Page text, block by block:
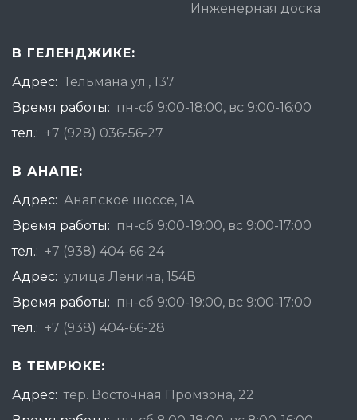
Инженерная доска
В ГЕЛЕНДЖИКЕ:
Адрес: Тельмана ул., 137
Время работы: пн-сб 9:00-18:00, вс 9:00-16:00
тел.: +7 (928) 036-56-27
В АНАПЕ:
Адрес: Анапское шоссе, 1А
Время работы: пн-сб 9:00-19:00, вс 9:00-17:00
тел.: +7 (938) 404-66-24
Адрес: улица Ленина, 154В
Время работы: пн-сб 9:00-19:00, вс 9:00-17:00
тел.: +7 (938) 404-66-28
В ТЕМРЮКЕ:
Адрес: тер. Восточная Промзона, 22